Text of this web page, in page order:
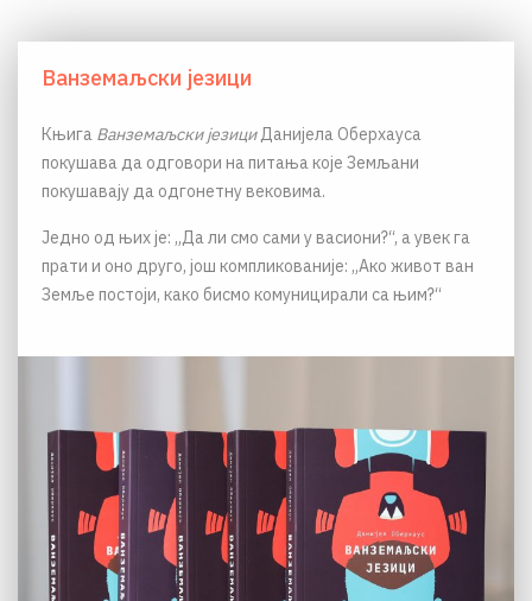
Ванземаљски језици
Књига Ванземаљски језициДанијела Оберхауса
покушава да одговори на питања које Земљани
покушавају да одгонетну вековима.
Једно од њих је: „Да ли смо сами у васиони?“, а увек га
прати и оно друго, још компликованије: „Ако живот ван
Земље постоји, како бисмо комуницирали са њим?“